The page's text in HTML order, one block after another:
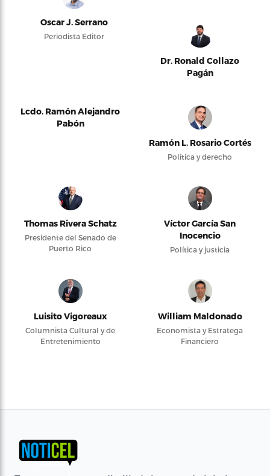
Oscar J. Serrano
Periodista Editor
Dr. Ronald Collazo
Pagán
Lcdo. Ramón Alejandro
Pabón
Ramón L. Rosario Cortés
Política y derecho
Thomas Rivera Schatz
Presidente del Senado de
Puerto Rico
Víctor García San
Inocencio
Política y justicia
Luisito Vigoreaux
Columnista Cultural y de
Entretenimiento
William Maldonado
Economista y Estratega
Financiero